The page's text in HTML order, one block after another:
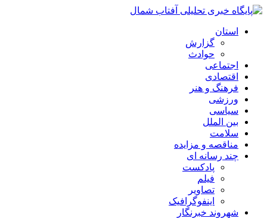
استان
گزارش
حوادث
اجتماعی
اقتصادی
فرهنگ و هنر
ورزشی
سیاسی
بین الملل
سلامت
مناقصه و مزایده
چند رسانه ای
پادکست
فیلم
تصاویر
اینفوگرافیک
شهروند خبرنگار